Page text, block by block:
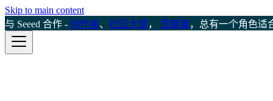
Skip to main content
与 Seeed 合作 - 创作者、 社区大使， 贡献者，总有一个角色适